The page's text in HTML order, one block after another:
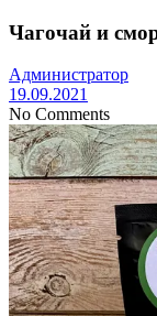
Чагочай и
Администратор
19.09.2021
No Comments